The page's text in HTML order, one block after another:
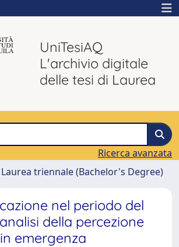
UniTesiAQ
L'archivio digitale
delle tesi di Laurea
Ricerca avanzata
Laurea triennale (Bachelor's Degree)
nel periodo del
della percezione
emergenza